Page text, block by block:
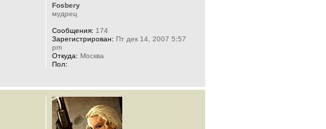
Fosbery
мудрец
Сообщения: 174
Зарегистрирован: Пт дек 14, 2007 5:57
pm
Откуда: Москва
Пол: